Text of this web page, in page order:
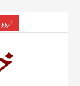
اردو